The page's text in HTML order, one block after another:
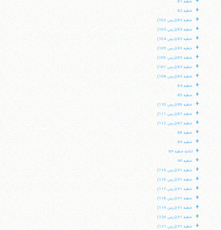
خطبه 81
+ خطبه 82
+ خطبه 83 (درس 102)
+ خطبه 83 (درس 103)
+ خطبه 83 (درس 104)
+ خطبه 83 (درس 105)
+ خطبه 83 (درس 106)
+ خطبه 83 (درس 107)
+ خطبه 83 (درس 108)
+ خطبه 84
+ خطبه 85
+ خطبه 86 (درس 110)
+ خطبه 87 (درس 111)
+ خطبه 87 (درس 112)
+ خطبه 88
+ خطبه 89
+ ادامه خطبه 89
+ خطبه 90
+ خطبه 91 (درس 115)
+ خطبه 91 (درس 116)
+ خطبه 91 (درس 117)
+ خطبه 91 (درس 118)
+ خطبه 91 (درس 119)
+ خطبه 91 (درس 120)
+ خطبه 91 (درس 121)